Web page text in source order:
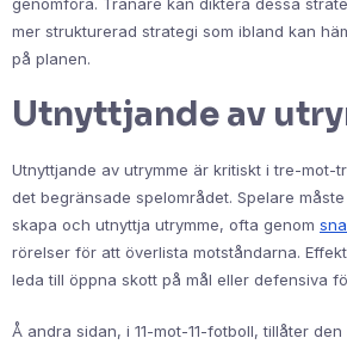
mer strukturerad strategi som ibland kan
på planen.
Utnyttjande av
Utnyttjande av utrymme är kritiskt i tre-mot-
det begränsade spelområdet. Spelare
skapa och utnyttja utrymme, ofta genom
rörelser för att överlista motståndarna.
leda till öppna skott på mål eller defensiva
Å andra sidan, i 11-mot-11-fotboll, tillåter